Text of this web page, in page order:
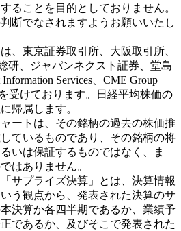
ることを目的としておりません。
断でなされますようお願いいたし
、東京証券取引所、大阪取引所、
研、ジャパンネクスト証券、堂島
Services、CME Group
受けております。日経平均株価の
帰属します。
ートは、その銘柄の過去の株価推
ているものであり、その銘柄の将
いは保証するものではなく、ま
はありません。
サプライズ決算」とは、決算情報
う観点から、発表された決算のサ
決算か各四半期であるか、業績予
であるか、及びそこで発表された